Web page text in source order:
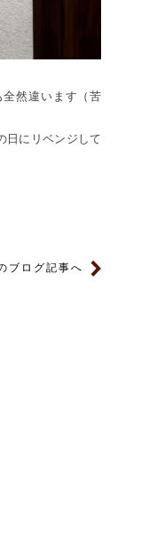
然違います（苦
日にリベンジして
ブログ記事へ